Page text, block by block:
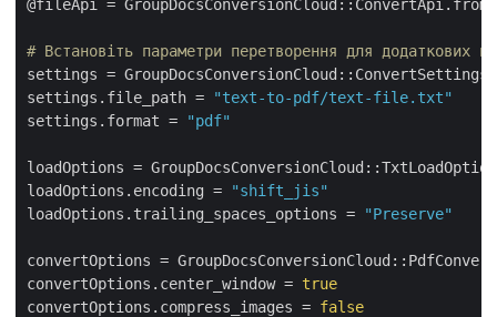
@fileApi =
# Встановіть параметри перетворення для додаткових
settings = GroupDocsConversionCloud::ConvertSettings.
settings.file_path =
"text-to-pdf/text-file.txt"
settings.format =
"pdf"
loadOptions =
loadOptions.encoding =
"shift_jis"
loadOptions.trailing_spaces_options =
"Preserve"
convertOptions =
convertOptions.center_window = true
convertOptions.compress_images = false